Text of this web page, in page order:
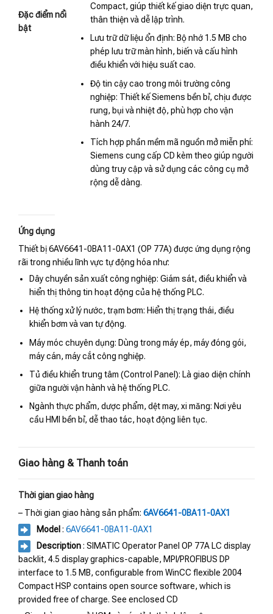
Đặc điểm nổi
bật
Compact, giúp thiết kế giao diện trực quan,
thân thiện và dễ lập trình.
Lưu trữ dữ liệu ổn định: Bộ nhớ 1.5 MB cho
phép lưu trữ màn hình, biến và cấu hình
điều khiển với hiệu suất cao.
Độ tin cậy cao trong môi trường công
nghiệp: Thiết kế Siemens bền bỉ, chịu được
rung, bụi và nhiệt độ, phù hợp cho vận
hành 24/7.
Tích hợp phần mềm mã nguồn mở miễn phí:
Siemens cung cấp CD kèm theo giúp người
dùng truy cập và sử dụng các công cụ mở
rộng dễ dàng.
Ứng dụng
Thiết bị 6AV6641-0BA11-0AX1 (OP 77A) được ứng dụng rộng
rãi trong nhiều lĩnh vực tự động hóa như:
Dây chuyền sản xuất công nghiệp: Giám sát, điều khiển và
hiển thị thông tin hoạt động của hệ thống PLC.
Hệ thống xử lý nước, trạm bơm: Hiển thị trạng thái, điều
khiển bơm và van tự động.
Máy móc chuyên dụng: Dùng trong máy ép, máy đóng gói,
máy cán, máy cắt công nghiệp.
Tủ điều khiển trung tâm (Control Panel): Là giao diện chính
giữa người vận hành và hệ thống PLC.
Ngành thực phẩm, dược phẩm, dệt may, xi măng: Nơi yêu
cầu HMI bền bỉ, dễ thao tác, hoạt động liên tục.
Giao hàng & Thanh toán
Thời gian giao hàng
– Thời gian giao hàng sản phẩm: 6AV6641-0BA11-0AX1
Model: 6AV6641-0BA11-0AX1
Description: SIMATIC Operator Panel OP 77A LC display
backlit, 4.5 display graphics-capable, MPI/PROFIBUS DP
interface to 1.5 MB, configurable from WinCC flexible 2004
Compact HSP contains open source software, which is
provided free of charge. See enclosed CD